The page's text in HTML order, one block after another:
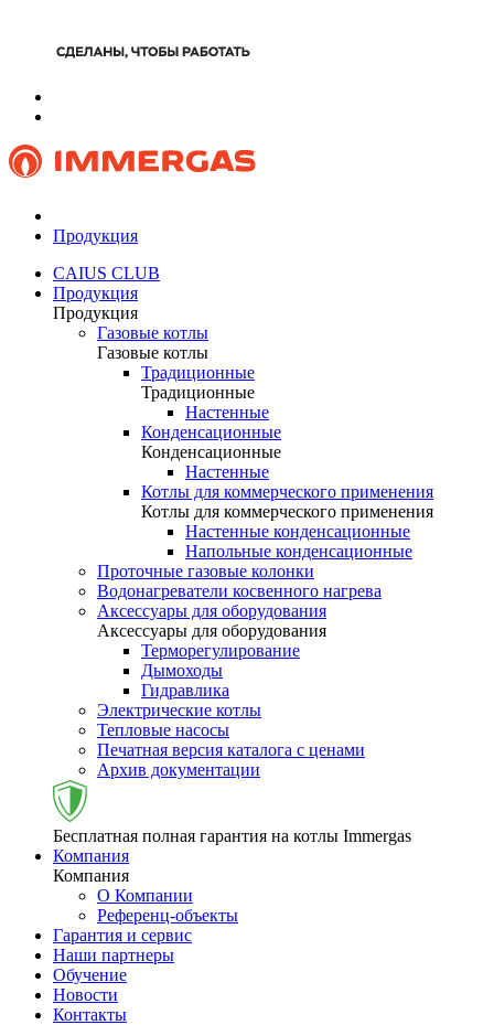
Продукция
CAIUS CLUB
Продукция
Продукция
Газовые котлы
Газовые котлы
Традиционные
Традиционные
Настенные
Конденсационные
Конденсационные
Настенные
Котлы для коммерческого применения
Котлы для коммерческого применения
Настенные конденсационные
Напольные конденсационные
Проточные газовые колонки
Водонагреватели косвенного нагрева
Аксессуары для оборудования
Аксессуары для оборудования
Терморегулирование
Дымоходы
Гидравлика
Электрические котлы
Тепловые насосы
Печатная версия каталога с ценами
Архив документации
Бесплатная полная гарантия на котлы Immergas
Компания
Компания
О Компании
Референц-объекты
Гарантия и сервис
Наши партнеры
Обучение
Новости
Контакты